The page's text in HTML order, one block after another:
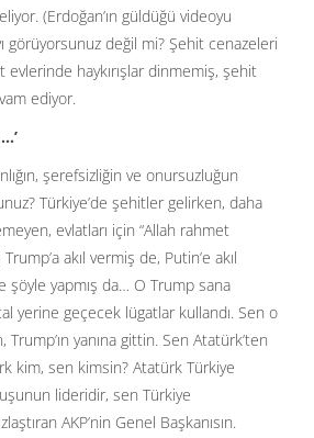
(Erdoğan’ın güldüğü videoyu
görüyorsunuz değil mi? Şehit cenazeleri
evlerinde haykırışlar dinmemiş, şehit
ediyor.
şerefsizliğin ve onursuzluğun
Türkiye’de şehitler gelirken, daha
evlatları için “Allah rahmet
akıl vermiş de, Putin’e akıl
şöyle yapmış da… O Trump sana
yerine geçecek lügatlar kullandı. Sen o
yanına gittin. Sen Atatürk’ten
kim, sen kimsin? Atatürk Türkiye
lideridir, sen Türkiye
AKP’nin Genel Başkanısın.